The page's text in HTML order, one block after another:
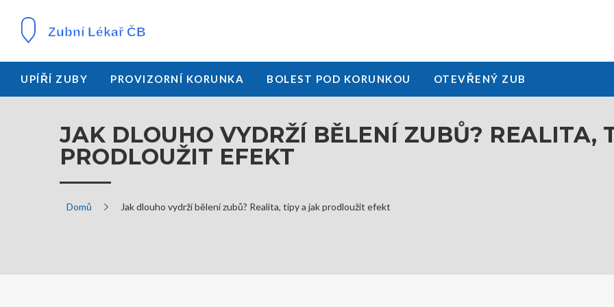
UPÍŘÍ ZUBY PROVIZORNÍ KORUNKA BOLEST POD KORUNKOU OTEVŘENÝ ZUB
JAK DLOUHO VYDRŽÍ BĚLENÍ ZUBŮ? REALITA,
PRODLOUŽIT EFEKT
Domů Jak dlouho vydrží bělení zubů? Realita, tipy a jak prodloužit efekt